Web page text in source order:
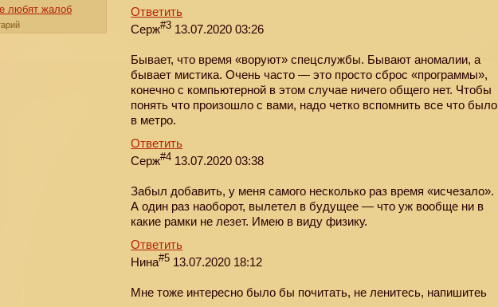
Ответить
Серж#3 13.07.2020 03:26
Бывает, что время «воруют» спецслужбы. Бывают аномалии, а
бывает мистика. Очень часто — это просто сброс «программы»,
конечно с компьютерной в этом случае ничего общего нет. Чтобы
понять что произошло с вами, надо четко вспомнить все что было
в метро.
Ответить
Серж#4 13.07.2020 03:38
Забыл добавить, у меня самого несколько раз время «исчезало».
А один раз наоборот, вылетел в будущее — что уж вообще ни в
какие рамки не лезет. Имею в виду физику.
Ответить
Нина#5 13.07.2020 18:12
Мне тоже интересно было бы почитать, не ленитесь, напишитеь
любят жалоб